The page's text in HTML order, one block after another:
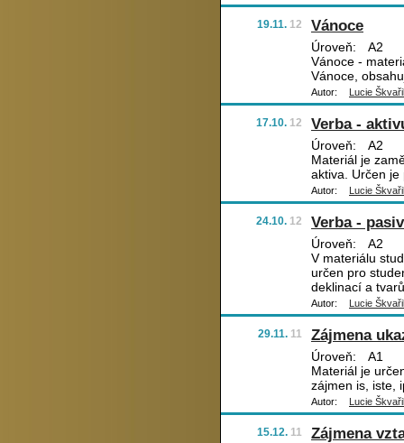
19.11. 12 Vánoce
Úroveň:
A2
Vánoce -
Vánoce,
Autor: Lucie
17.10. 12 Verba -
Úroveň:
A2
Materiál je
aktiva. Určen
Autor: Lucie
24.10. 12 Verba -
Úroveň:
A2
V materiálu
určen pro
deklinací a
Autor: Lucie
29.11. 11 Zájmena
Úroveň:
A1
Materiál je
zájmen is, iste,
Autor: Lucie
15.12. 11 Zájmena